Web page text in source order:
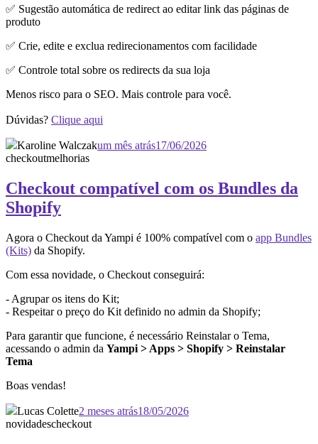
✅ Sugestão automática de redirect ao editar link das páginas de
produto
✅ Crie, edite e exclua redirecionamentos com facilidade
✅ Controle total sobre os redirects da sua loja
Menos risco para o SEO. Mais controle para você.
Dúvidas? Clique aqui
Karoline Walczakum mês atrás17/06/2026
checkoutmelhorias
Checkout compatível com os Bundles da
Shopify
Agora o Checkout da Yampi é 100% compatível com o app Bundles
(Kits) da Shopify.
Com essa novidade, o Checkout conseguirá:
- Agrupar os itens do Kit;
- Respeitar o preço do Kit definido no admin da Shopify;
Para garantir que funcione, é necessário Reinstalar o Tema,
acessando o admin da Yampi > Apps > Shopify > Reinstalar
Tema
Boas vendas!
Lucas Colette2 meses atrás18/05/2026
novidadescheckout